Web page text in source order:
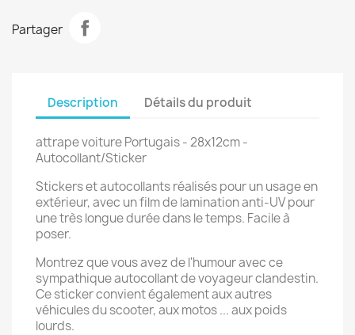
Partager
Description Détails du produit
attrape voiture Portugais - 28x12cm -
Autocollant/Sticker
Stickers et autocollants réalisés pour un usage en
extérieur, avec un film de lamination anti-UV pour
une très longue durée dans le temps. Facile à
poser.
Montrez que vous avez de l'humour avec ce
sympathique autocollant de voyageur clandestin.
Ce sticker convient également aux autres
véhicules du scooter, aux motos ... aux poids
lourds.